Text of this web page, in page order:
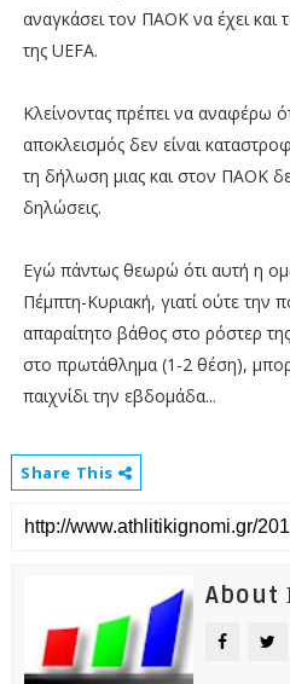
αναγκάσει τον ΠΑΟΚ να έχει και
της UEFA.
Κλείνοντας πρέπει να αναφέρω
αποκλεισμός δεν είναι
τη δήλωση μιας και στον ΠΑΟΚ
δηλώσεις.
Εγώ πάντως θεωρώ ότι αυτή η
Πέμπτη-Κυριακή, γιατί ούτε την
απαραίτητο βάθος στο ρόστερ
στο πρωτάθλημα (1-2 θέση),
παιχνίδι την εβδομάδα...
Share This